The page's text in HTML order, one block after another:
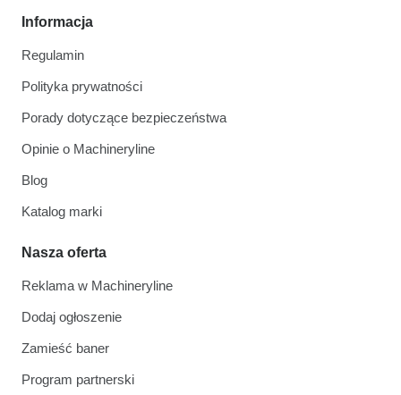
Informacja
Regulamin
Polityka prywatności
Porady dotyczące bezpieczeństwa
Opinie o Machineryline
Blog
Katalog marki
Nasza oferta
Reklama w Machineryline
Dodaj ogłoszenie
Zamieść baner
Program partnerski